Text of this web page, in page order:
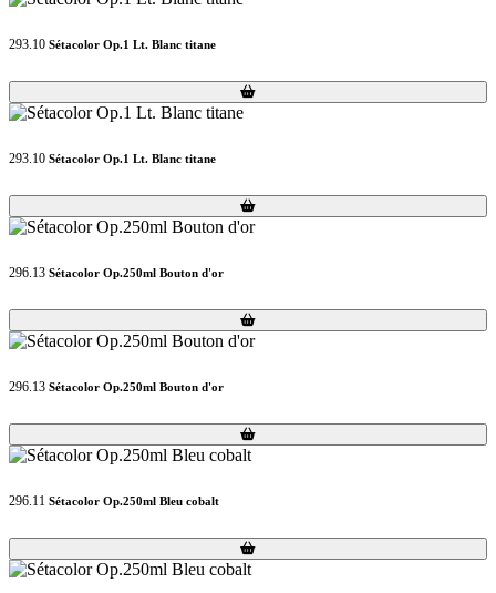
293.10 Sétacolor Op.1 Lt. Blanc titane
Loading...
Loading...
293.10 Sétacolor Op.1 Lt. Blanc titane
Loading...
Loading...
296.13 Sétacolor Op.250ml Bouton d'or
Loading...
Loading...
296.13 Sétacolor Op.250ml Bouton d'or
Loading...
Loading...
296.11 Sétacolor Op.250ml Bleu cobalt
Loading...
Loading...